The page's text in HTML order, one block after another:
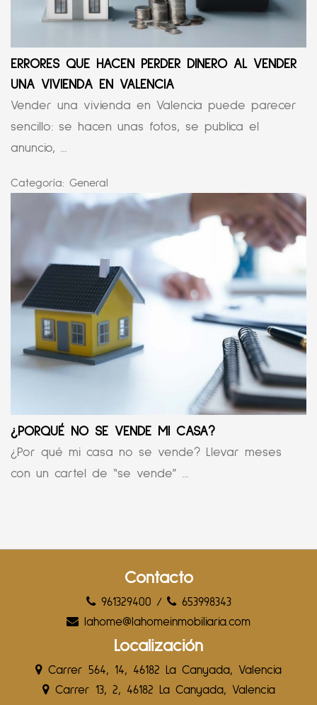
ERRORES QUE HACEN PERDER DINERO AL VENDER
UNA VIVIENDA EN VALENCIA
Vender una vivienda en Valencia puede parecer
sencillo: se hacen unas fotos, se publica el
anuncio, ...
Categoría: General
¿PORQUÉ NO SE VENDE MI CASA?
¿Por qué mi casa no se vende? Llevar meses
con un cartel de “se vende” ...
Contacto
961329400 /
653998343
lahome@lahomeinmobiliaria.com
Localización
Carrer 564, 14, 46182 La Canyada, Valencia
Carrer 13, 2, 46182 La Canyada, Valencia